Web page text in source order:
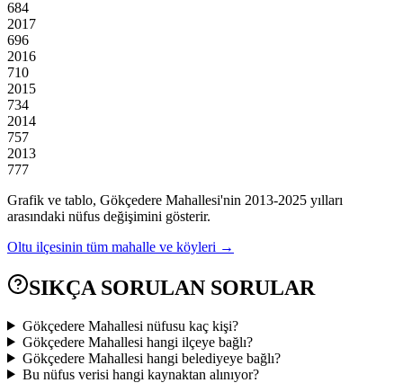
684
2017
696
2016
710
2015
734
2014
757
2013
777
Grafik ve tablo, Gökçedere Mahallesi'nin 2013-2025 yılları
arasındaki nüfus değişimini gösterir.
Oltu ilçesinin tüm mahalle ve köyleri →
SIKÇA SORULAN SORULAR
Gökçedere Mahallesi nüfusu kaç kişi?
Gökçedere Mahallesi hangi ilçeye bağlı?
Gökçedere Mahallesi hangi belediyeye bağlı?
Bu nüfus verisi hangi kaynaktan alınıyor?